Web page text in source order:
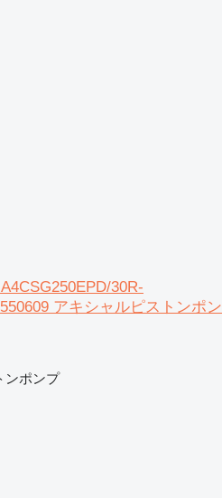
30R-
アキシャルピストンポン
ンポンプ